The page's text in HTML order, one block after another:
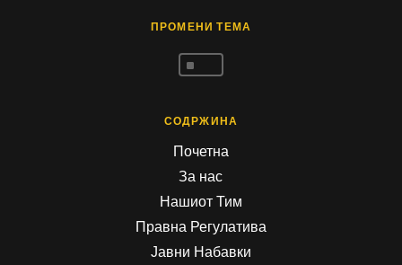
ПРОМЕНИ ТЕМА
^
СОДРЖИНА
Почетна
За нас
Нашиот Тим
Правна Регулатива
Јавни Набавки